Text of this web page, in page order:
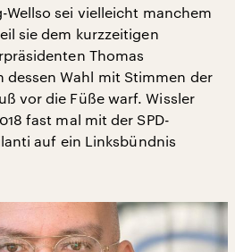
sei vielleicht manchem
sie dem kurzzeitigen
Thomas
dessen Wahl mit Stimmen der
vor die Füße warf. Wissler
fast mal mit der SPD-
auf ein Linksbündnis